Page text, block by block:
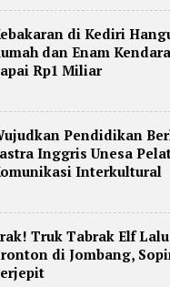
di Kediri
dan Enam
Rp1 Miliar
Pendidikan
Inggris Unesa
Interkultural
Truk Tabrak Elf
di Jombang,